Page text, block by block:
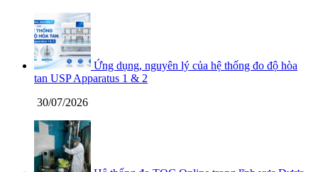
Ứng dụng, nguyên lý của hệ thống đo độ hòa
tan USP Apparatus 1 & 2
30/07/2026